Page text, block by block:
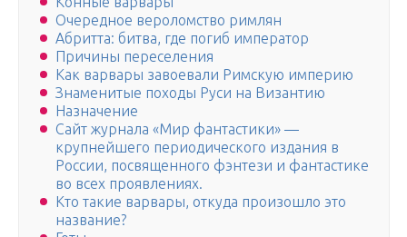
Очередное вероломство римлян
Абритта: битва, где погиб император
Причины переселения
Как варвары завоевали Римскую империю
Знаменитые походы Руси на Византию
Назначение
Сайт журнала «Мир фантастики» —
крупнейшего периодического издания в
России, посвященного фэнтези и фантастике
во всех проявлениях.
Кто такие варвары, откуда произошло это
название?